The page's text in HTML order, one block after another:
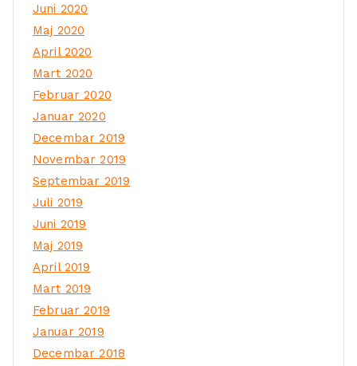
Juni 2020
Maj 2020
April 2020
Mart 2020
Februar 2020
Januar 2020
Decembar 2019
Novembar 2019
Septembar 2019
Juli 2019
Juni 2019
Maj 2019
April 2019
Mart 2019
Februar 2019
Januar 2019
Decembar 2018